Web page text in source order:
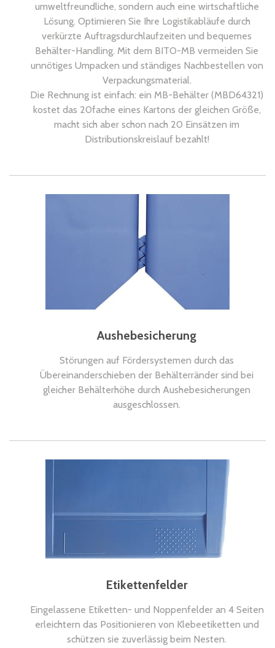
umweltfreundliche, sondern auch eine wirtschaftliche
Lösung. Optimieren Sie Ihre Logistikabläufe durch
verkürzte Auftragsdurchlaufzeiten und bequemes
Behälter-Handling. Mit dem BITO-MB vermeiden Sie
unnötiges Umpacken und ständiges Nachbestellen von
Verpackungsmaterial.
Die Rechnung ist einfach: ein MB-Behälter (MBD64321)
kostet das 20fache eines Kartons der gleichen Größe,
macht sich aber schon nach 20 Einsätzen im
Distributionskreislauf bezahlt!
Aushebesicherung
Störungen auf Fördersystemen durch das
Übereinanderschieben der Behälterränder sind bei
gleicher Behälterhöhe durch Aushebesicherungen
ausgeschlossen.
Etikettenfelder
Eingelassene Etiketten- und Noppenfelder an 4 Seiten
erleichtern das Positionieren von Klebeetiketten und
schützen sie zuverlässig beim Nesten.